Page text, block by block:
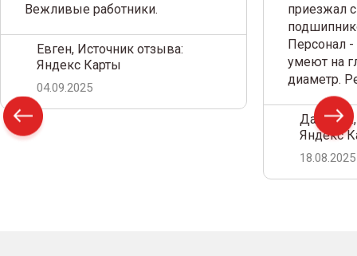
Вежливые работники.
Евген, Источник отзыва:
Яндекс Карты
04.09.2025
приезжал
Персонал
умеют на
диаметр.
Дамир
Яндекс
18.08.2025